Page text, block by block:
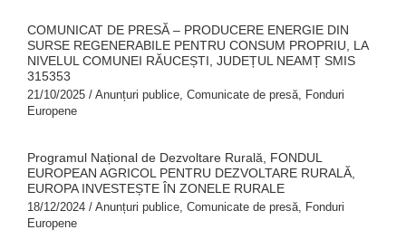
COMUNICAT DE PRESĂ – PRODUCERE ENERGIE DIN
SURSE REGENERABILE PENTRU CONSUM PROPRIU, LA
NIVELUL COMUNEI RĂUCEȘTI, JUDEȚUL NEAMȚ SMIS
315353
21/10/2025 / Anunțuri publice, Comunicate de presă, Fonduri
Europene
Programul Național de Dezvoltare Rurală, FONDUL
EUROPEAN AGRICOL PENTRU DEZVOLTARE RURALĂ,
EUROPA INVESTEȘTE ÎN ZONELE RURALE
18/12/2024 / Anunțuri publice, Comunicate de presă,
Fonduri
Europene